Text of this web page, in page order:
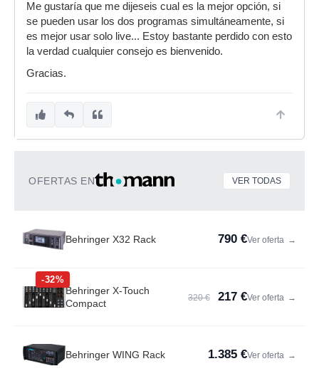
Me gustaría que me dijeseis cual es la mejor opción, si
se pueden usar los dos programas simultáneamente, si
es mejor usar solo live... Estoy bastante perdido con esto
la verdad cualquier consejo es bienvenido.
Gracias.
OFERTAS EN VER TODAS
Behringer X32 Rack 790 €Ver oferta →
-32%
Behringer X-Touch
Compact
320 € 217 €Ver oferta →
Behringer WING Rack 1.385 €Ver oferta →